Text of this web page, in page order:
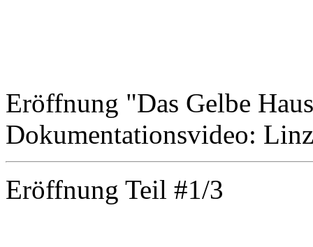
Eröffnung "Das Gelbe
Dokumentationsvideo:
Eröffnung Teil #1/3